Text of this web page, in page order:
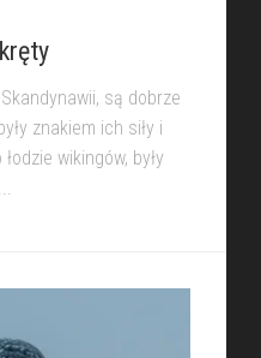
są dobrze
znakiem ich siły i
wikingów, były